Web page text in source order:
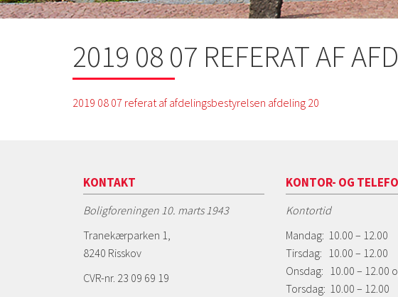
2019 08 07 REFERAT AF
2019 08 07 referat af afdelingsbestyrelsen afdeling 20
KONTAKT
Boligforeningen 10. marts 1943
Tranekærparken 1,
8240 Risskov
CVR-nr. 23 09 69 19
KONTOR- OG
Kontortid
Mandag: 10.00 – 12.00
Tirsdag: 10.00 – 12.00
Onsdag: 10.00 – 12.00
Torsdag: 10.00 – 12.00